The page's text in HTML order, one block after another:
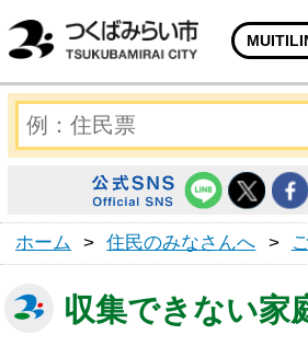
ホーム > 住民のみなさんへ >
収集できない家